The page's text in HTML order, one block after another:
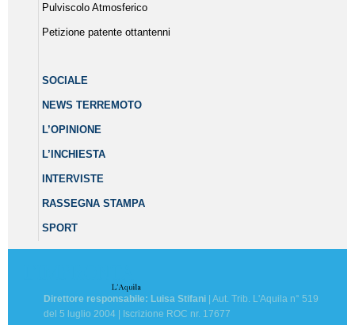
Pulviscolo Atmosferico
Petizione patente ottantenni
SOCIALE
NEWS TERREMOTO
L’OPINIONE
L’INCHIESTA
INTERVISTE
RASSEGNA STAMPA
SPORT
Direttore responsabile: Luisa Stifani | Aut. Trib. L'Aquila n° 519
del 5 luglio 2004 | Iscrizione ROC nr. 17677